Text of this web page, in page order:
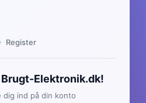
Register
Elektronik.dk!
dig ind på din konto